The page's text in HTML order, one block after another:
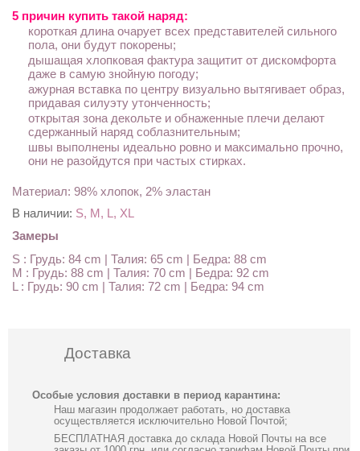
5 причин купить такой наряд:
короткая длина очарует всех представителей сильного
пола, они будут покорены;
дышащая хлопковая фактура защитит от дискомфорта
даже в самую знойную погоду;
ажурная вставка по центру визуально вытягивает образ,
придавая силуэту утонченность;
открытая зона декольте и обнаженные плечи делают
сдержанный наряд соблазнительным;
швы выполнены идеально ровно и максимально прочно,
они не разойдутся при частых стирках.
Материал: 98% хлопок, 2% эластан
В наличии: S, M, L, XL
Замеры
S : Грудь: 84 cm | Талия: 65 cm | Бедра: 88 cm
M : Грудь: 88 cm | Талия: 70 cm | Бедра: 92 cm
L : Грудь: 90 cm | Талия: 72 cm | Бедра: 94 cm
Доставка
Особые условия доставки в период карантина:
Наш магазин продолжает работать, но доставка
осуществляется исключительно Новой Почтой;
БЕСПЛАТНАЯ доставка до склада Новой Почты на все